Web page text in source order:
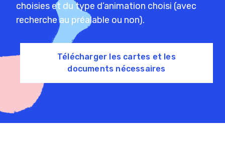
choisies et du type d’animation choisi (avec
recherche au préalable ou non).
Télécharger les cartes et les
documents nécessaires